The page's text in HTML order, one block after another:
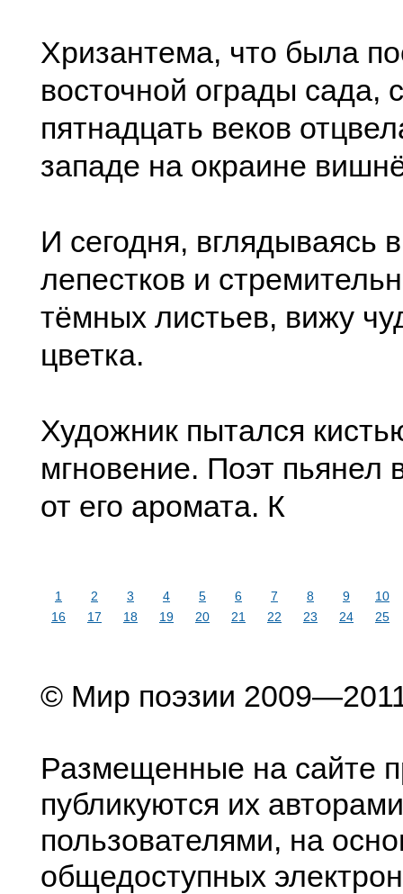
Хризантема, что была
восточной ограды сада,
пятнадцать веков
западе на окраине
И сегодня, вглядываясь
лепестков и
тёмных листьев, вижу
цветка.
Художник пытался
мгновение. Поэт пьянел
от его аромата. К
1 2 3 4 5 6 7 8 9
10
16
17 18 19 20 21 22 23 24 25
© Мир поэзии
Размещенные на сайте
публикуются их
пользователями, на
общедоступных